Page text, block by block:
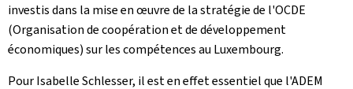
investis dans la mise en œuvre de la stratégie de l'OCDE
(Organisation de coopération et de développement
économiques) sur les compétences au Luxembourg.
Pour Isabelle Schlesser, il est en effet essentiel que l'ADEM